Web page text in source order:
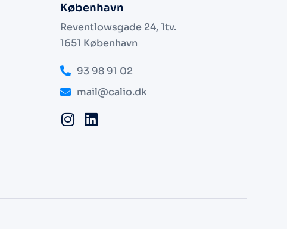
København
Reventlowsgade 24, 1tv.
1651 København
93 98 91 02
mail@calio.dk